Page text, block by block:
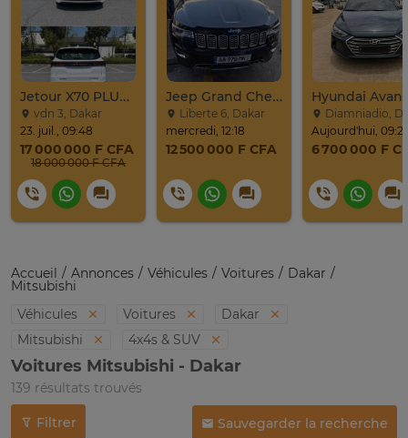
Jetour X70 PLUS 2024
vdn 3, Dakar
23. juil., 09:48
17 000 000 F CFA
18 000 000 F CFA
Jeep Grand Cherokee Overland 2019 À Vendre
Liberte 6, Dakar
mercredi, 12:18
12 500 000 F CFA
Diamniadio,
Aujourd'hui,
6 700 000 F
Accueil Annonces Véhicules Voitures Dakar
Mitsubishi
Véhicules
Voitures
Dakar
Mitsubishi
4x4s & SUV
Voitures Mitsubishi - Dakar
139 résultats trouvés
Filtrer Sauvegarder la recherche